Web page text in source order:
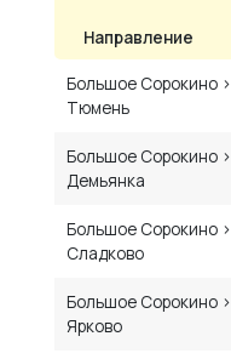
Направление
Большое Сорокино ›
Тюмень
Большое Сорокино ›
Демьянка
Большое Сорокино ›
Сладково
Большое Сорокино ›
Ярково